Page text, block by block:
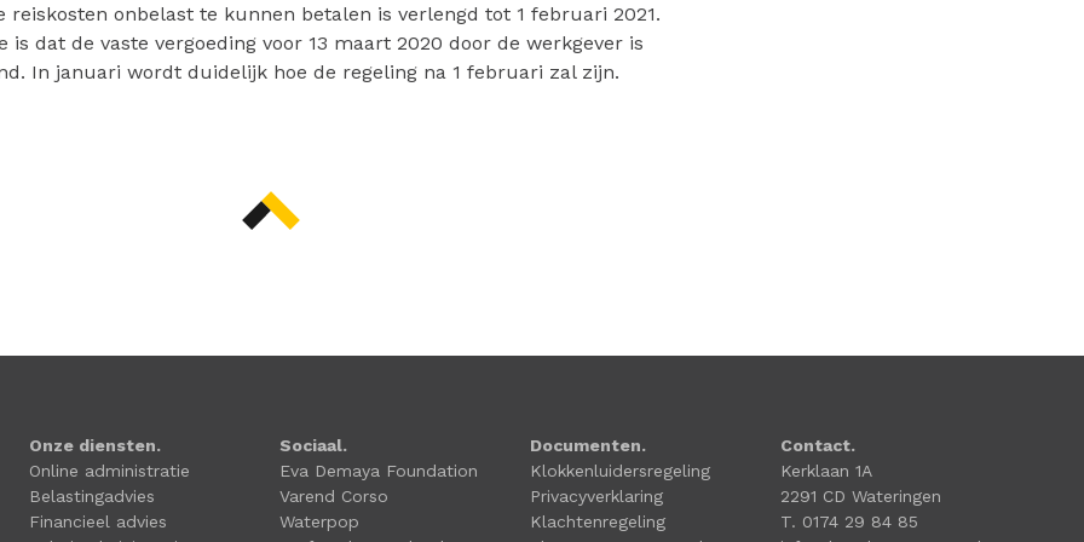
reiskosten onbelast te kunnen betalen is verlengd tot 1 februari 2021.
is dat de vaste vergoeding voor 13 maart 2020 door de werkgever is
In januari wordt duidelijk hoe de regeling na 1 februari zal zijn.
Onze diensten.
Online administratie
Belastingadvies
Financieel advies
Sociaal.
Eva Demaya Foundation
Varend Corso
Waterpop
Documenten.
Klokkenluidersregeling
Privacyverklaring
Klachtenregeling
Contact.
Kerklaan 1A
2291 CD Wateringen
T. 0174 29 84 85